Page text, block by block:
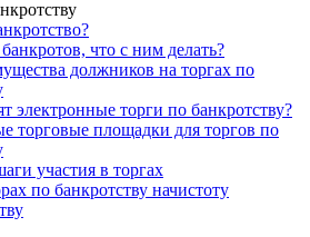
что с ним делать?
должников на торгах по
электронные торги по банкротству?
торговые площадки для торгов по
участия в торгах
по банкротству начистоту